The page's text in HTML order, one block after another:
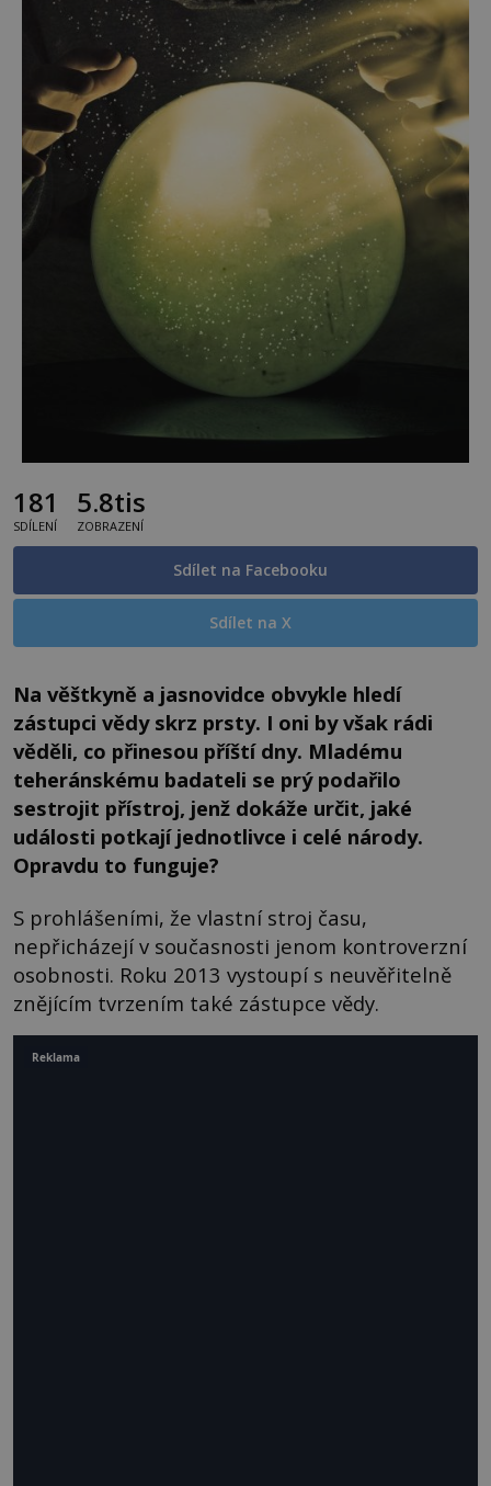
181
SDÍLENÍ
5.8tis
ZOBRAZENÍ
Sdílet na Facebooku
Sdílet na X
Na věštkyně a jasnovidce obvykle hledí
zástupci vědy skrz prsty. I oni by však rádi
věděli, co přinesou příští dny. Mladému
teheránskému badateli se prý podařilo
sestrojit přístroj, jenž dokáže určit, jaké
události potkají jednotlivce i celé národy.
Opravdu to funguje?
S prohlášeními, že vlastní stroj času,
nepřicházejí v současnosti jenom kontroverzní
osobnosti. Roku 2013 vystoupí s neuvěřitelně
znějícím tvrzením také zástupce vědy.
Reklama